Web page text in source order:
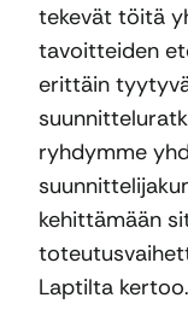
tekevät töitä
tavoitteiden
erittäin
ryhdymme
kehittämään
Laptilta kertoo.